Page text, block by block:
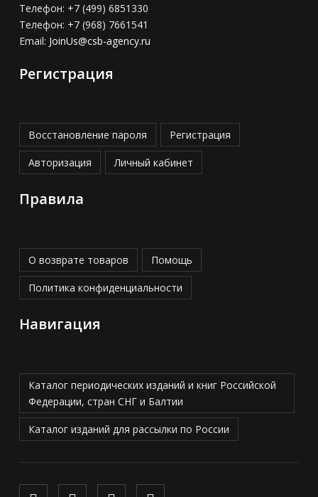
Телефон: +7 (499) 6851330
Телефон: +7 (968) 7661541
Email: JoinUs@csb-agency.ru
Регистрация
Восстановление пароля Регистрация
Авторизация Личный кабинет
Правила
О возврате товаров Помощь
Политика конфиденциальности
Навигация
Каталог периодических изданий и книг Российской
Федерации, стран СНГ и Балтии
Каталог изданий для рассылки по России